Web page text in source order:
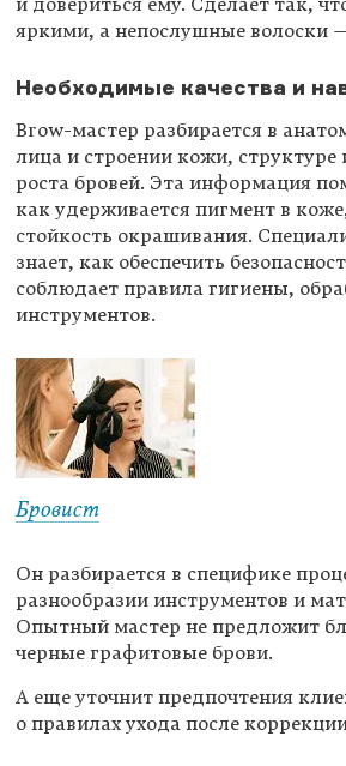
и довериться ему. Сделает так,
яркими, а непослушные волоски
Необходимые качества и
Brow-мастер разбирается в
лица и строении кожи, структуре
роста бровей. Эта информация
как удерживается пигмент в
стойкость окрашивания.
знает, как обеспечить
соблюдает правила гигиены,
инструментов.
Бровист
Он разбирается в специфике
разнообразии инструментов и
Опытный мастер не предложит
черные графитовые брови.
А еще уточнит предпочтения
о правилах ухода после